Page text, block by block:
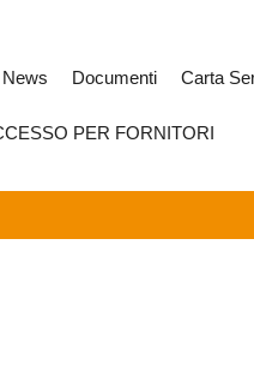
News Documenti Carta
PER FORNITORI